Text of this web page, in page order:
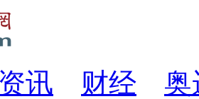
资讯 财经
奥